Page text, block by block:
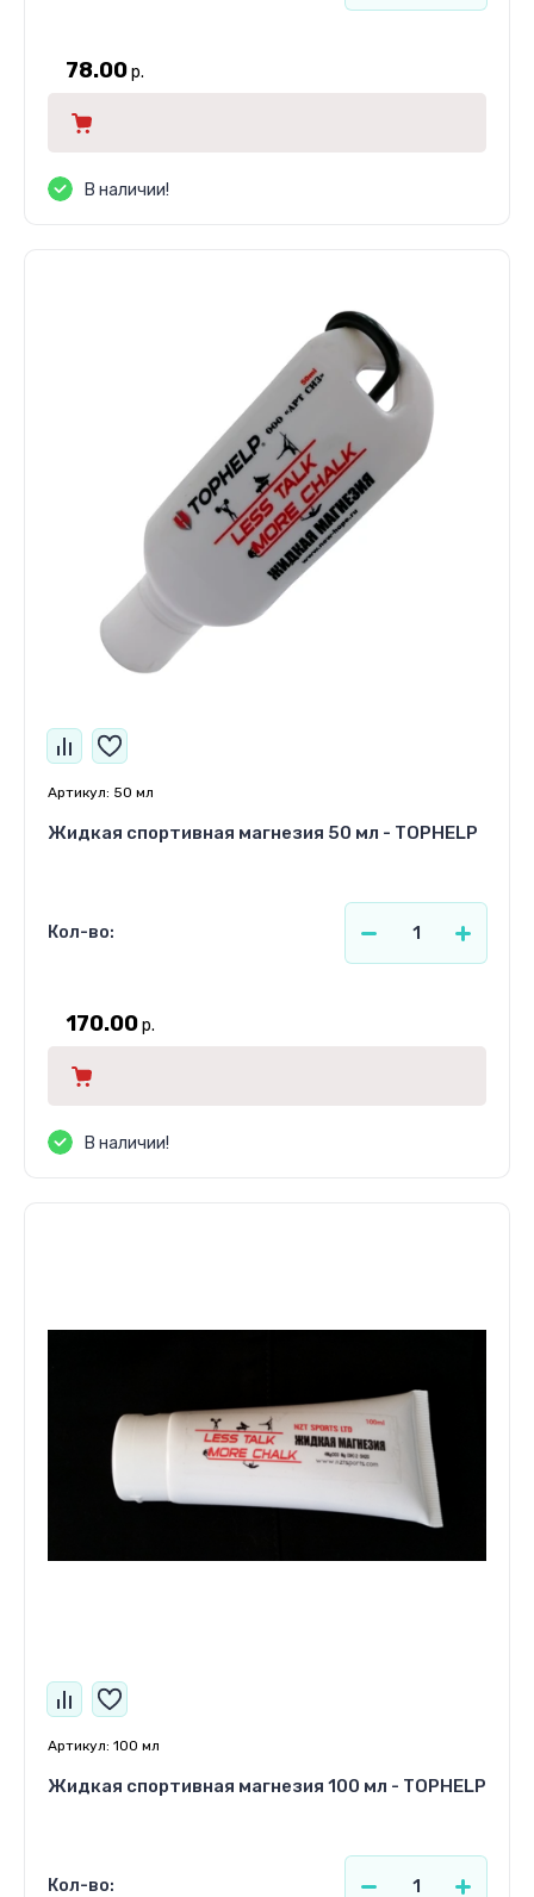
78.00р.
В наличии!
Артикул: 50 мл
Жидкая спортивная магнезия 50 мл - TOPHELP
Кол-во:
170.00р.
В наличии!
Артикул: 100 мл
Жидкая спортивная магнезия 100 мл - TOPHELP
Кол-во: